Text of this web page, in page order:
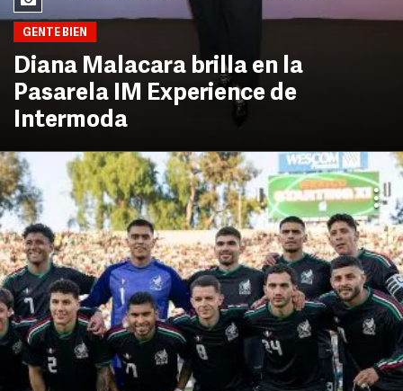
GENTE BIEN
Diana Malacara brilla en la
Pasarela IM Experience de
Intermoda